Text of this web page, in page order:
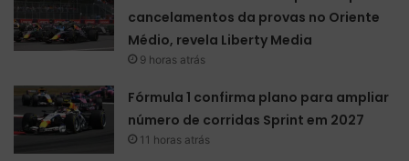
cancelamentos da provas no Oriente
Médio, revela Liberty Media
9 horas atrás
Fórmula 1 confirma plano para ampliar
número de corridas Sprint em 2027
11 horas atrás